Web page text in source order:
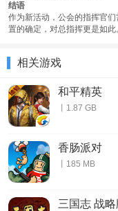
结语
作为新活动，公会的指挥官
置的确定，对总指挥更是如此
相关游戏
和平精英
丨1.87 GB
香肠派对
丨185 MB
三国志 战略